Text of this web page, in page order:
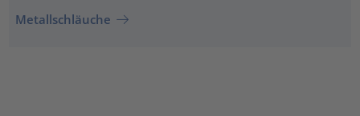
Metallschläuche